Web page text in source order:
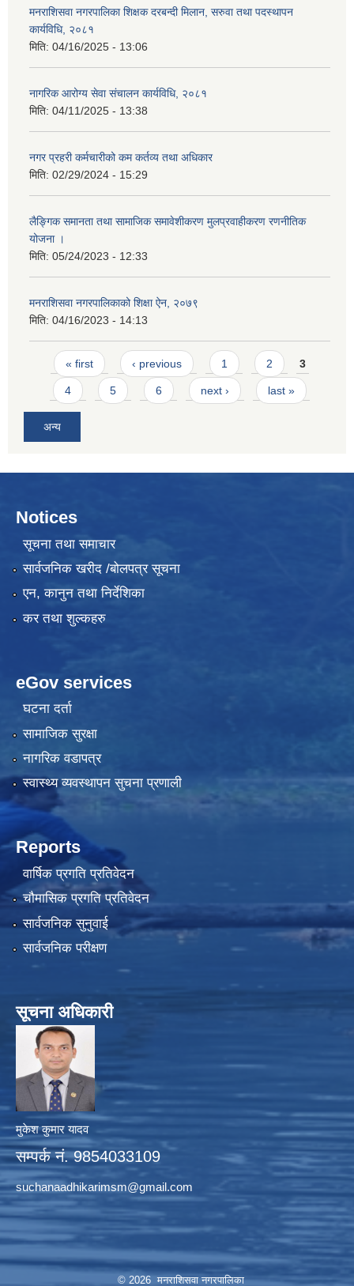
मनराशिसवा नगरपालिका शिक्षक दरबन्दी मिलान, सरुवा तथा पदस्थापन
कार्यविधि, २०८१
मिति: 04/16/2025 - 13:06
नागरिक आरोग्य सेवा संचालन कार्यविधि, २०८१
मिति: 04/11/2025 - 13:38
नगर प्रहरी कर्मचारीको कम कर्तव्य तथा अधिकार
मिति: 02/29/2024 - 15:29
लैङ्गिक समानता तथा सामाजिक समावेशीकरण मुलप्रवाहीकरण रणनीतिक
योजना ।
मिति: 05/24/2023 - 12:33
मनराशिसवा नगरपालिकाको शिक्षा ऐन, २०७९
मिति: 04/16/2023 - 14:13
Pages
« first ‹ previous 1 2 3
4 5 6 next › last »
अन्य
Notices
सूचना तथा समाचार
सार्वजनिक खरीद /बोलपत्र सूचना
एन, कानुन तथा निर्देशिका
कर तथा शुल्कहरु
eGov services
घटना दर्ता
सामाजिक सुरक्षा
नागरिक वडापत्र
स्वास्थ्य व्यवस्थापन सुचना प्रणाली
Reports
वार्षिक प्रगति प्रतिवेदन
चौमासिक प्रगति प्रतिवेदन
सार्वजनिक सुनुवाई
सार्वजनिक परीक्षण
सूचना अधिकारी
मुकेश कुमार यादव
सम्पर्क नं. 9854033109
suchanaadhikarimsm@gmail.com
© 2026 मनराशिसवा नगरपालिका